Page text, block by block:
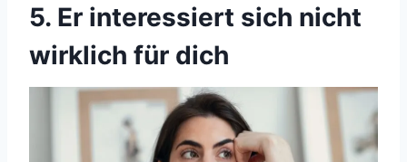
5. Er interessiert sich nicht
wirklich für dich